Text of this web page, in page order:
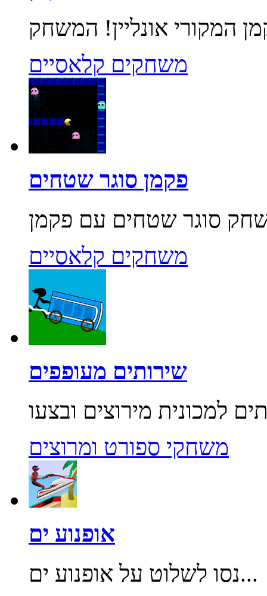
משחקים קלאסיים
פקמן סוגר שטחים
משחקים קלאסיים
שירותים מעופפים
משחקי ספורט ומרוצים
אופנוע ים
נסו לשלוט על אופנוע ים...